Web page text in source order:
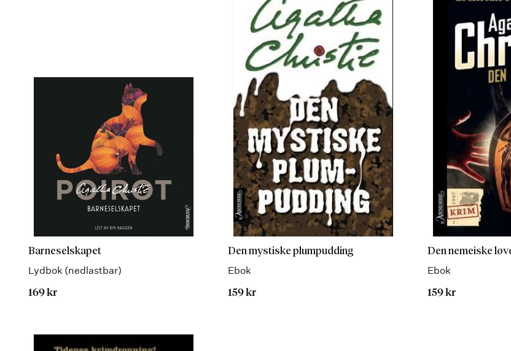
Barneselskapet
Lydbok (nedlastbar)
169 kr
Den mystiske plumpudding
Ebok
159 kr
Den nemeiske
Ebok
159 kr